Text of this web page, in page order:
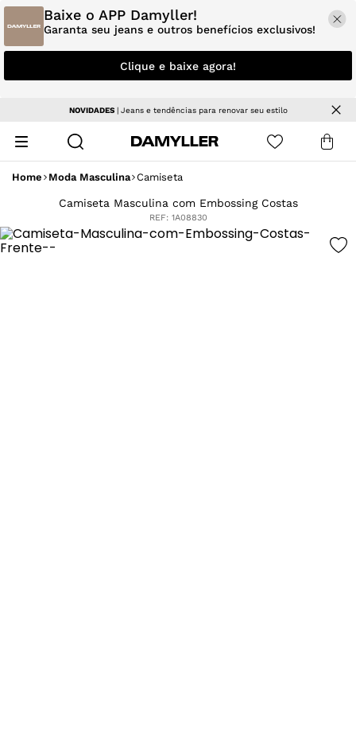
Baixe o APP Damyller!
Garanta seu jeans e outros benefícios exclusivos!
Clique e baixe agora!
NOVIDADES| Jeans e tendências para renovar seu estilo
Home Moda Masculina Camiseta
Camiseta Masculina com Embossing Costas
REF: 1A08830